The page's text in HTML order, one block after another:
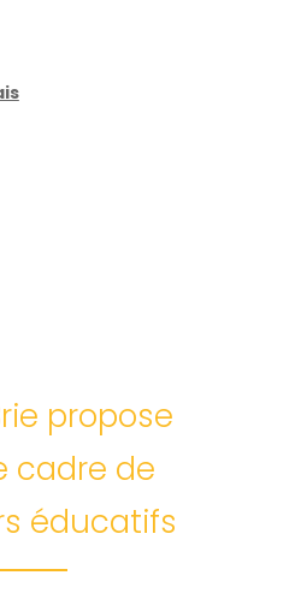
propose
cadre de
éducatifs